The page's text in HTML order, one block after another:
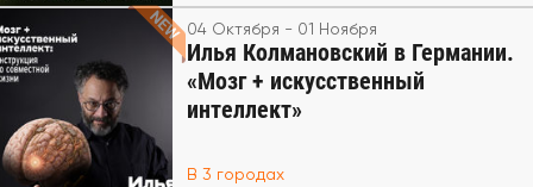
04 Октября - 01 Ноября
Илья Колмановский в Германии.
«Мозг + искусственный
интеллект»
В 3 городах